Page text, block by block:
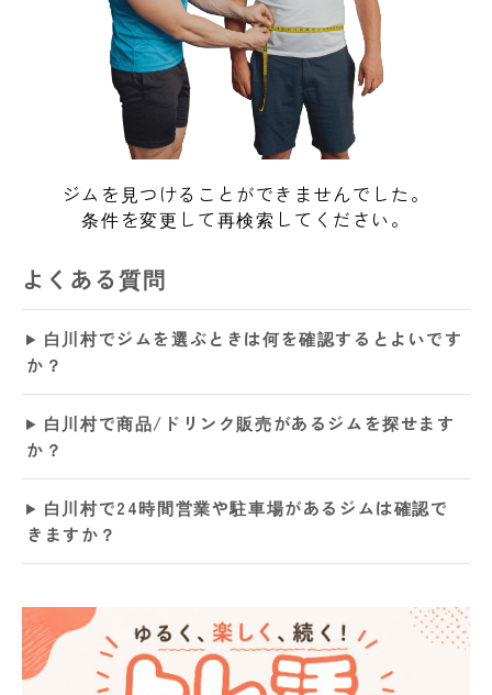
ジムを見つけることができませんでした。
条件を変更して再検索してください。
よくある質問
白川村でジムを選ぶときは何を確認するとよいです
か？
白川村で商品/ドリンク販売があるジムを探せます
か？
白川村で24時間営業や駐車場があるジムは確認で
きますか？